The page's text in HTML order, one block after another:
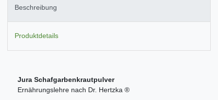
Beschreibung
Produktdetails
Jura Schafgarbenkrautpulver
Ernährungslehre nach Dr. Hertzka ®